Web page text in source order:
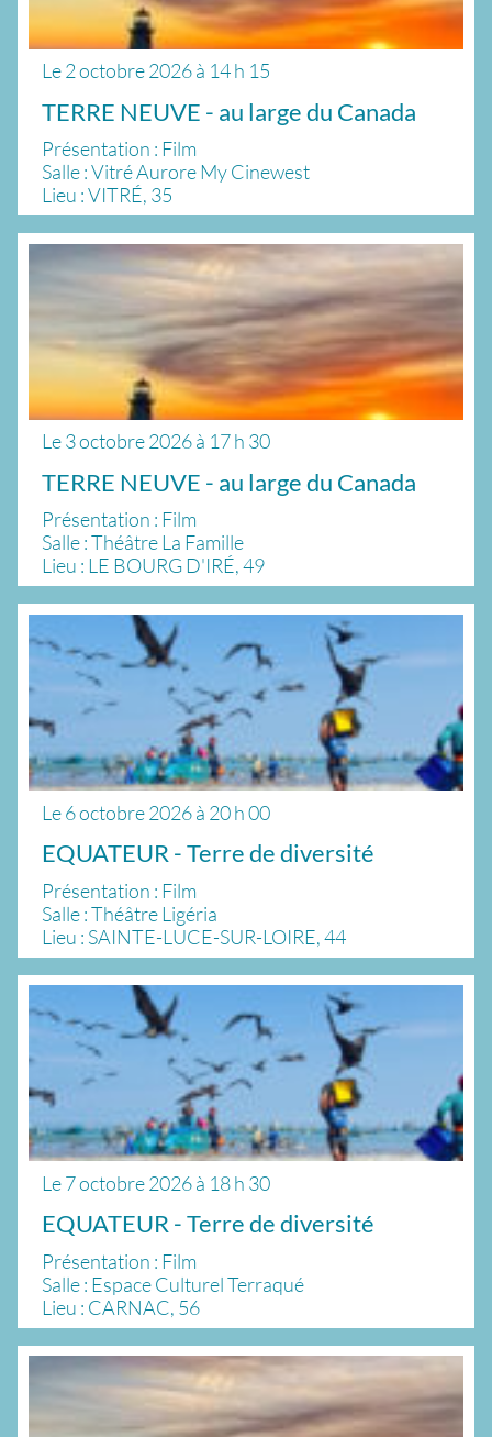
Le2 octobre 2026à 14 h 15
TERRE NEUVE - au large du Canada
Présentation : Film
Salle : Vitré Aurore My Cinewest
Lieu : VITRÉ, 35
Le3 octobre 2026à 17 h 30
TERRE NEUVE - au large du Canada
Présentation : Film
Salle : Théâtre La Famille
Lieu : LE BOURG D'IRÉ, 49
Le6 octobre 2026à 20 h 00
EQUATEUR - Terre de diversité
Présentation : Film
Salle : Théâtre Ligéria
Lieu : SAINTE-LUCE-SUR-LOIRE, 44
Le7 octobre 2026à 18 h 30
EQUATEUR - Terre de diversité
Présentation : Film
Salle : Espace Culturel Terraqué
Lieu : CARNAC, 56